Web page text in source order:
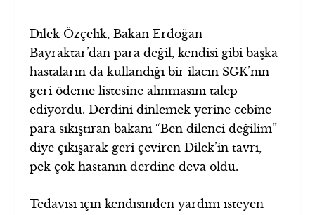
Dilek Özçelik, Bakan Erdoğan
Bayraktar’dan para değil, kendisi gibi başka
hastaların da kullandığı bir ilacın SGK’nın
geri ödeme listesine alınmasını talep
ediyordu. Derdini dinlemek yerine cebine
para sıkıştıran bakanı “Ben dilenci değilim”
diye çıkışarak geri çeviren Dilek’in tavrı,
pek çok hastanın derdine deva oldu.
Tedavisi için kendisinden yardım isteyen